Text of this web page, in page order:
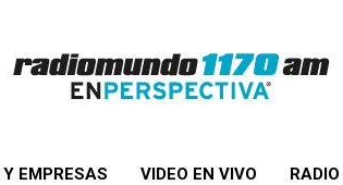
EMPRESAS VIDEO EN VIVO